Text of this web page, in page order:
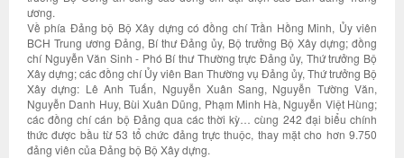
ương.
Về phía Đảng bộ Bộ Xây dựng có đồng chí Trần Hồng Minh, Ủy viên
BCH Trung ương Đảng, Bí thư Đảng ủy, Bộ trưởng Bộ Xây dựng; đồng
chí Nguyễn Văn Sinh - Phó Bí thư Thường trực Đảng ủy, Thứ trưởng Bộ
Xây dựng; các đồng chí Ủy viên Ban Thường vụ Đảng ủy, Thứ trưởng Bộ
Xây dựng: Lê Anh Tuấn, Nguyễn Xuân Sang, Nguyễn Tường Văn,
Nguyễn Danh Huy, Bùi Xuân Dũng, Phạm Minh Hà, Nguyễn Việt Hùng;
các đồng chí cán bộ Đảng qua các thời kỳ… cùng 242 đại biểu chính
thức được bầu từ 53 tổ chức đảng trực thuộc, thay mặt cho hơn 9.750
đảng viên của Đảng bộ Bộ Xây dựng.